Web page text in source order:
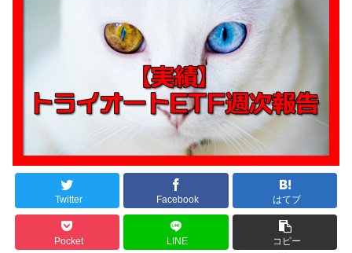
Twitter Facebook はてブ
Pocket LINE コピー